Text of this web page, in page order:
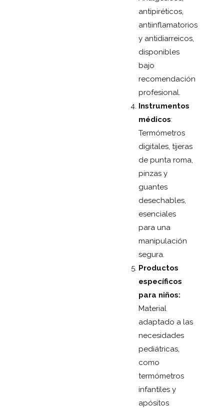
antipiréticos,
antiinflamatorios
y antidiarreicos,
disponibles
bajo
recomendación
profesional.
Instrumentos
médicos:
Termómetros
digitales, tijeras
de punta roma,
pinzas y
guantes
desechables,
esenciales
para una
manipulación
segura.
Productos
específicos
para niños:
Material
adaptado a las
necesidades
pediátricas,
como
termómetros
infantiles y
apósitos